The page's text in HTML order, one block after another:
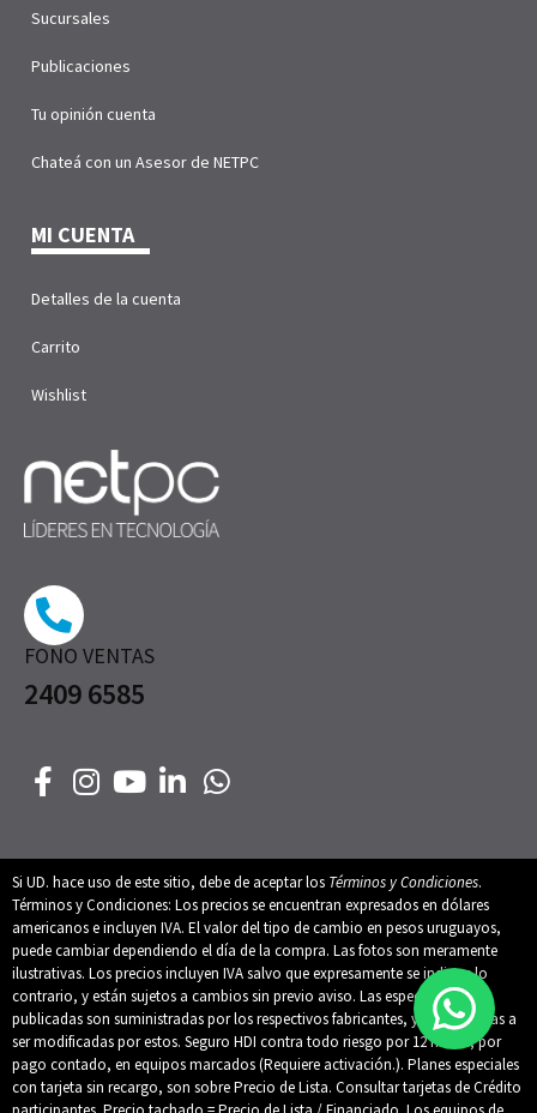
FONO VENTAS
2409 6585
Sucursales
Publicaciones
Tu opinión cuenta
Chateá con un Asesor de NETPC
MI CUENTA
Detalles de la cuenta
Carrito
Wishlist
Si UD. hace uso de este sitio, debe de aceptar los Términos y Condiciones.
Términos y Condiciones: Los precios se encuentran expresados en dólares
americanos e incluyen IVA. El valor del tipo de cambio en pesos uruguayos,
puede cambiar dependiendo el día de la compra. Las fotos son meramente
ilustrativas. Los precios incluyen IVA salvo que expresamente se indique lo
contrario, y están sujetos a cambios sin previo aviso. Las especificaciones
publicadas son suministradas por los respectivos fabricantes, y están sujetas a
ser modificadas por estos. Seguro HDI contra todo riesgo por 12 meses, por
pago contado, en equipos marcados (Requiere activación.). Planes especiales
con tarjeta sin recargo, son sobre Precio de Lista. Consultar tarjetas de Crédito